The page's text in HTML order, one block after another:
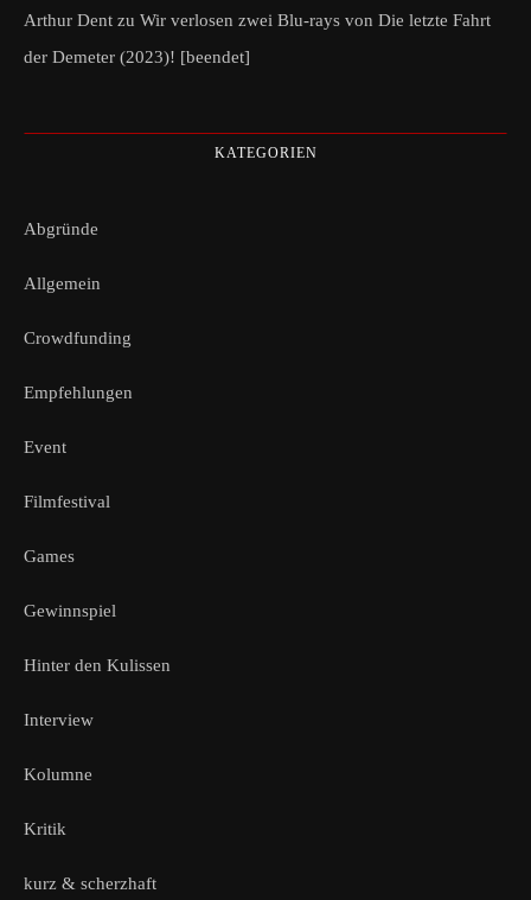
Arthur Dent zu Wir verlosen zwei Blu-rays von Die letzte Fahrt
der Demeter (2023)! [beendet]
KATEGORIEN
Abgründe
Allgemein
Crowdfunding
Empfehlungen
Event
Filmfestival
Games
Gewinnspiel
Hinter den Kulissen
Interview
Kolumne
Kritik
kurz & scherzhaft